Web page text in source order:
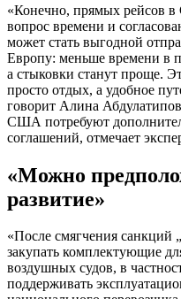
«Конечно, прямых рейсов
вопрос времени и
может стать выгодной
Европу: меньше времени в
а стыковки станут проще.
просто отдых, а удобное
говорит Алина
США потребуют
соглашений, отмечает
«Можно
развитие»
«После смягчения санкций
закупать комплектующие
воздушных судов, в
поддерживать